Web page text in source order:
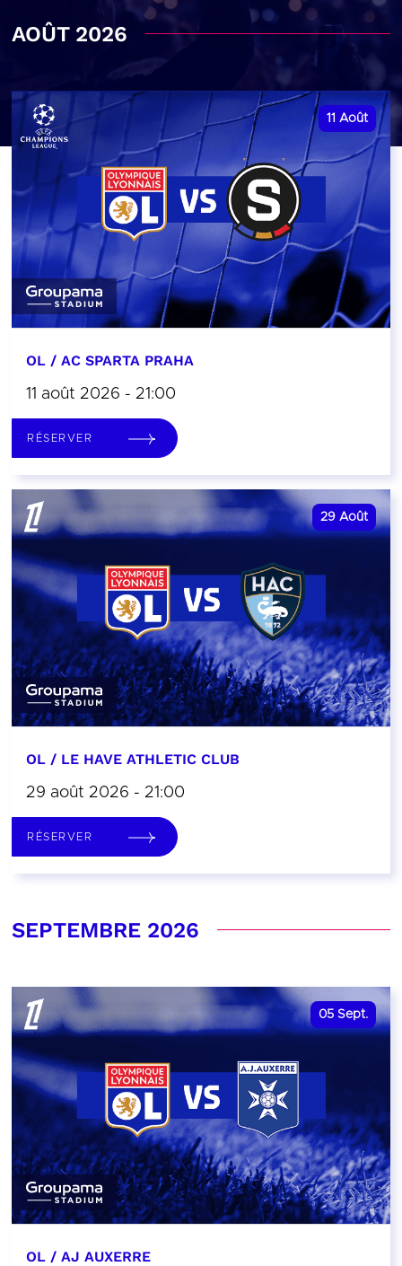
AOÛT 2026
11 Août
OL / AC SPARTA PRAHA
11 août 2026 - 21:00
RÉSERVER
29 Août
OL / LE HAVE ATHLETIC CLUB
29 août 2026 - 21:00
RÉSERVER
SEPTEMBRE 2026
05 Sept.
OL / AJ AUXERRE